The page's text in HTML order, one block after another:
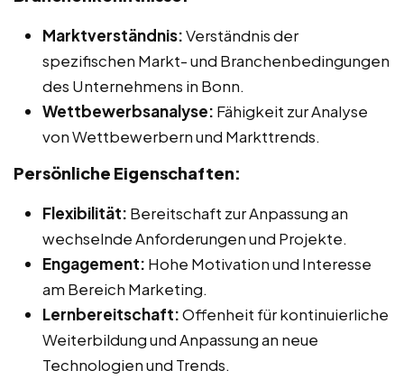
Marktverständnis:Verständnis der
spezifischen Markt- und Branchenbedingungen
des Unternehmens in Bonn.
Wettbewerbsanalyse: Fähigkeit zur Analyse
von Wettbewerbern und Markttrends.
Persönliche Eigenschaften:
Flexibilität: Bereitschaft zur Anpassung an
wechselnde Anforderungen und Projekte.
Engagement: Hohe Motivation und Interesse
am Bereich Marketing.
Lernbereitschaft:Offenheit für kontinuierliche
Weiterbildung und Anpassung an neue
Technologien und Trends.